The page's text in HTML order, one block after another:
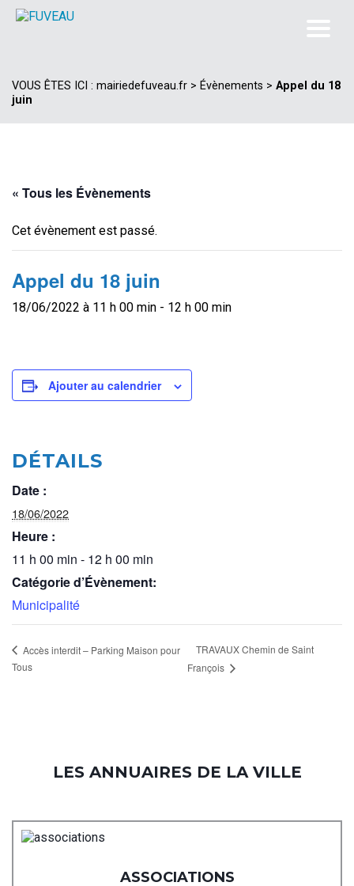
VOUS ÊTES ICI : mairiedefuveau.fr > Évènements > Appel du 18
juin
« Tous les Évènements
Cet évènement est passé.
Appel du 18 juin
18/06/2022 à 11 h 00 min - 12 h 00 min
Ajouter au calendrier
DÉTAILS
Date :
18/06/2022
Heure :
11 h 00 min - 12 h 00 min
Catégorie d’Évènement:
Municipalité
Accès interdit – Parking Maison pour
Tous
TRAVAUX Chemin de Saint
François
LES ANNUAIRES DE LA VILLE
ASSOCIATIONS